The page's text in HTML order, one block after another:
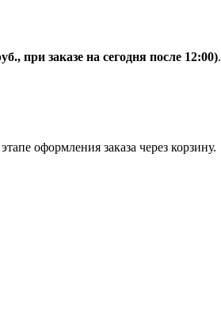
при заказе на сегодня после 12:00).
оформления заказа через корзину.